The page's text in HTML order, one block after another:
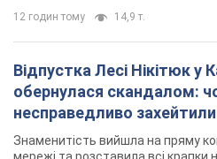
12 годин тому 14,9 т.
Відпустка Лесі Нікітюк у
обернулася скандалом:
несправедливо захейтили
Знаменитість вийшла на пряму